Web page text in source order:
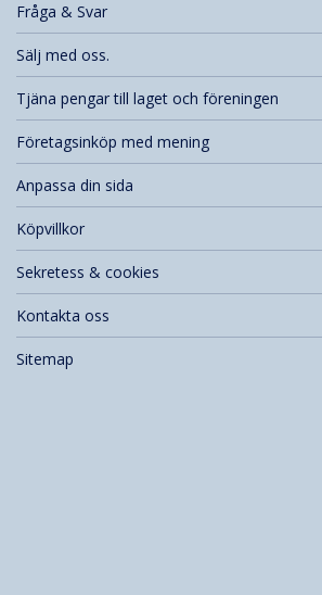
Fråga & Svar
Sälj med oss.
Tjäna pengar till laget och föreningen
Företagsinköp med mening
Anpassa din sida
Köpvillkor
Sekretess & cookies
Kontakta oss
Sitemap